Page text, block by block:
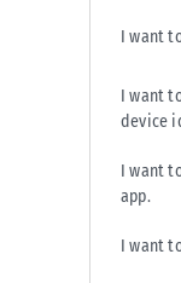
I want
I want
device
I want
app.
I want
ο ίδιος.